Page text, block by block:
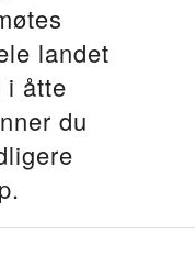
landet
i åtte
du